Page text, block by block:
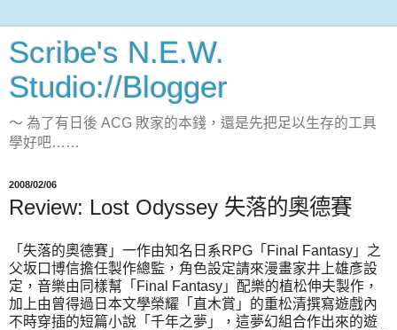
Scribe's N.E.W.
Studio://Blogger
～ 為了有日後 ACG 敗家的本錢，還是先把足以生存的工具
學好吧……
2008/02/06
Review: Lost Odyssey 失落的奧德賽
「失落的奧德賽」一作由知名日系RPG「Final Fantasy」之
父坂口博信擔任製作總監，角色設定請來漫畫家井上雄彥設
定，音樂由同樣幫「Final Fantasy」配樂的植松伸夫製作，
加上由曾得過日本文學榮耀「直木賞」的重松清撰寫遊戲內
不時穿插的短篇小說「千年之夢」，這夢幻組合作出來的遊